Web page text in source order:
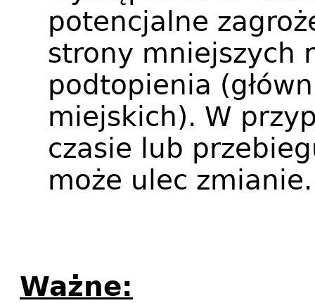
potencjalne
strony mniejszych
podtopienia
miejskich). W
czasie lub
może ulec zmianie.
Ważne: